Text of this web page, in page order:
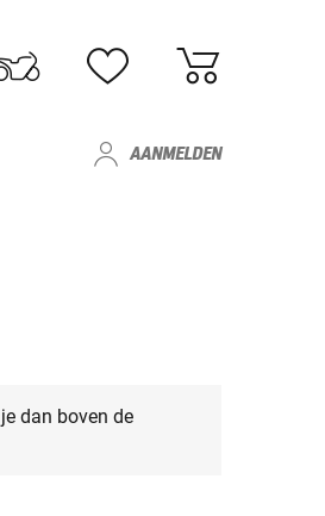
AANMELDEN
dan boven de